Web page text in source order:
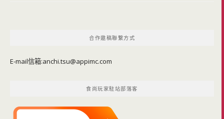
合作邀稿聯繫方式
E-mail信箱:anchi.tsu@appimc.com
食尚玩家駐站部落客